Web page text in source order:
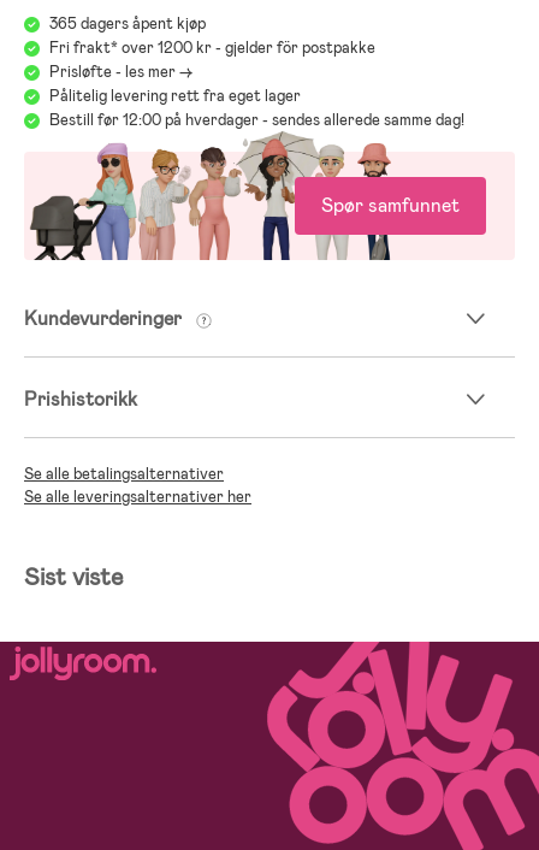
365 dagers åpent kjøp
Fri frakt* over 1200 kr - gjelder för postpakke
Prisløfte - les mer ->
Pålitelig levering rett fra eget lager
Bestill før 12:00 på hverdager - sendes allerede samme dag!
Spør samfunnet
Kundevurderinger
Prishistorikk
Se alle betalingsalternativer
Se alle leveringsalternativer her
Sist viste